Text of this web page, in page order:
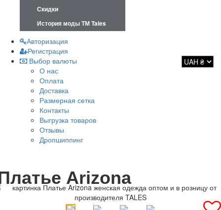
Скидки
История моды ТМ Tales
Авторизация
Регистрация
Выбор валюты
О нас
Оплата
Доставка
Размерная сетка
Контакты
Выгрузка товаров
Отзывы
Дропшиппинг
Arizona